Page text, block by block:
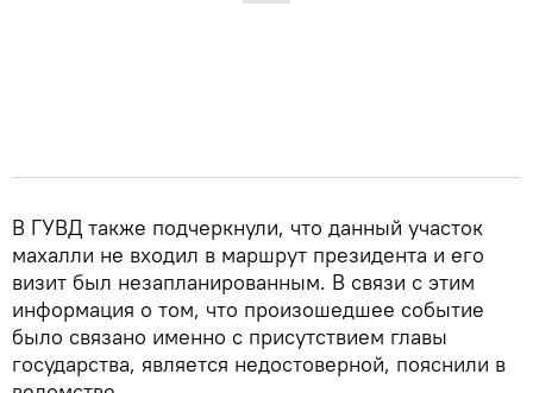
В ГУВД также подчеркнули, что данный участок
махалли не входил в маршрут президента и его
визит был незапланированным. В связи с этим
информация о том, что произошедшее событие
было связано именно с присутствием главы
государства, является недостоверной, пояснили в